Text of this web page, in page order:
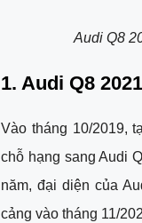
Audi Q8
1. Audi Q8
Vào tháng 10/2019,
chỗ hạng sang Audi
năm, đại diện của
cảng vào tháng 11/